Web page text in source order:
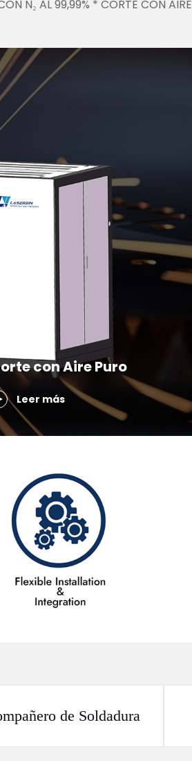
N₂ AL 99,99% * CORTE CON AIRE
con Aire Puro
Leer más
de Soldadura